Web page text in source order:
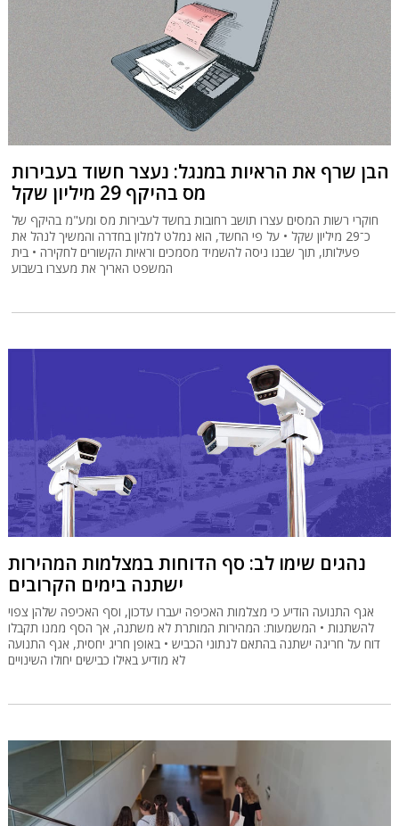
הבן שרף את הראיות במנגל: נעצר חשוד בעבירות
מס בהיקף 29 מיליון שקל
חוקרי רשות המסים עצרו תושב רחובות בחשד לעבירות מס ומע"מ בהיקף של
כ־29 מיליון שקל • על פי החשד, הוא נמלט למלון בחדרה והמשיך לנהל את
פעילותו, תוך שבנו ניסה להשמיד מסמכים וראיות הקשורים לחקירה • בית
המשפט האריך את מעצרו בשבוע
נהגים שימו לב: סף הדוחות במצלמות המהירות
ישתנה בימים הקרובים
אגף התנועה הודיע כי מצלמות האכיפה יעברו עדכון, וסף האכיפה שלהן צפוי
להשתנות • המשמעות: המהירות המותרת לא משתנה, אך הסף ממנו תקבלו
דוח על חריגה ישתנה בהתאם לנתוני הכביש • באופן חריג יחסית, אגף התנועה
לא מודיע באילו כבישים יחולו השינויים